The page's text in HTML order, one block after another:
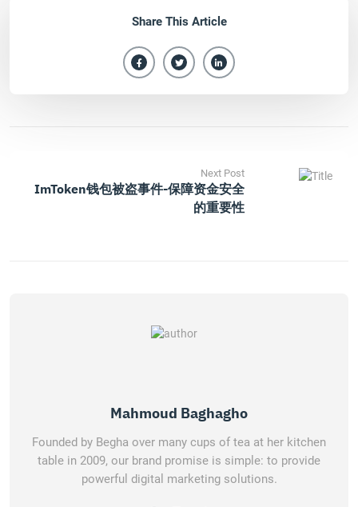
Share This Article
Next Post
ImToken钱包被盗事件-保障资金安全
的重要性
Mahmoud Baghagho
Founded by Begha over many cups of tea at her kitchen
table in 2009, our brand promise is simple: to provide
powerful digital marketing solutions.